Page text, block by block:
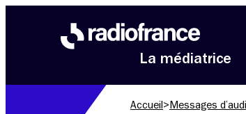
La médiatrice
Accueil > Messages